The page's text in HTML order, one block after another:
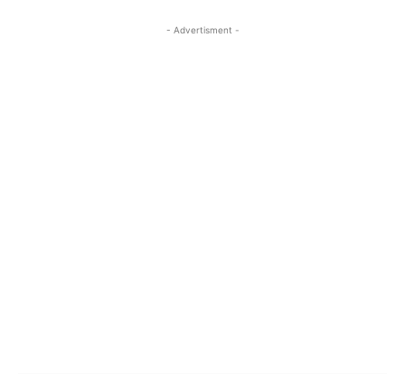
- Advertisment -